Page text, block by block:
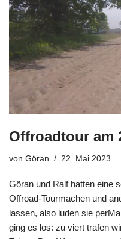
Offroadtour am
von Göran 22. Mai 2023
Göran und Ralf hatten eine
Offroad-Tourmachen und
lassen, also luden sie
ging es los: zu viert trafen